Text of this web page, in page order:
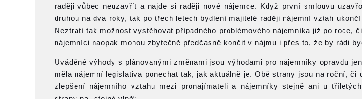
raději vůbec neuzavřít a najde si raději nové nájemce. Když první smlouvu
druhou na dva roky, tak po třech letech bydlení majitelé raději nájemní vztah
Neztratí tak možnost vystěhovat případného problémového nájemníka již po roce,
nájemníci naopak mohou zbytečně předčasně končit v nájmu i přes to, že by rádi
Uváděné výhody s plánovanými změnami jsou výhodami pro nájemníky opravdu
měla nájemní legislativa ponechat tak, jak aktuálně je. Obě strany jsou na roční,
zlepšení nájemního vztahu mezi pronajímateli a nájemníky stejně ani u